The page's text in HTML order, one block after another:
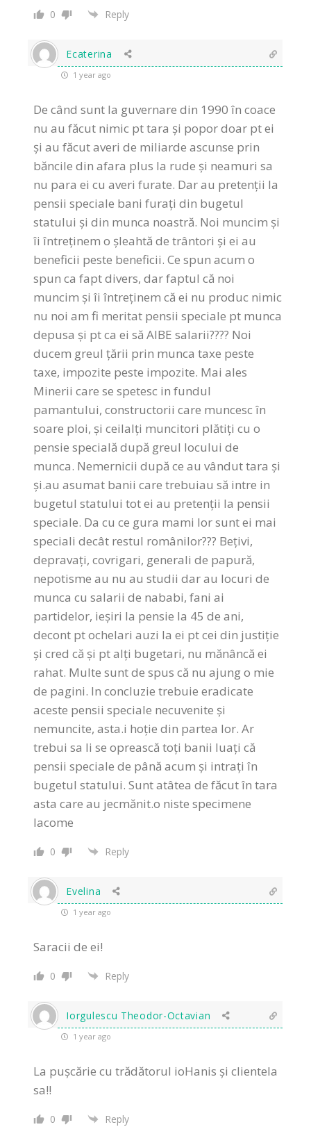
0 Reply
Ecaterina
1 year ago
De când sunt la guvernare din 1990 în coace
nu au făcut nimic pt tara și popor doar pt ei
și au făcut averi de miliarde ascunse prin
băncile din afara plus la rude și neamuri sa
nu para ei cu averi furate. Dar au pretenții la
pensii speciale bani furați din bugetul
statului și din munca noastră. Noi muncim și
îi întreținem o șleahtă de trântori și ei au
beneficii peste beneficii. Ce spun acum o
spun ca fapt divers, dar faptul că noi
muncim și îi întreținem că ei nu produc nimic
nu noi am fi meritat pensii speciale pt munca
depusa și pt ca ei să AIBE salarii???? Noi
ducem greul țării prin munca taxe peste
taxe, impozite peste impozite. Mai ales
Minerii care se spetesc in fundul
pamantului, constructorii care muncesc în
soare ploi, și ceilalți muncitori plătiți cu o
pensie specială după greul locului de
munca. Nemernicii după ce au vândut tara și
și.au asumat banii care trebuiau să intre in
bugetul statului tot ei au pretenții la pensii
speciale. Da cu ce gura mami lor sunt ei mai
speciali decât restul românilor??? Bețivi,
depravați, covrigari, generali de papură,
nepotisme au nu au studii dar au locuri de
munca cu salarii de nababi, fani ai
partidelor, ieșiri la pensie la 45 de ani,
decont pt ochelari auzi la ei pt cei din justiție
și cred că și pt alți bugetari, nu mănâncă ei
rahat. Multe sunt de spus că nu ajung o mie
de pagini. In concluzie trebuie eradicate
aceste pensii speciale necuvenite și
nemuncite, asta.i hoție din partea lor. Ar
trebui sa li se oprească toți banii luați că
pensii speciale de până acum și intrați în
bugetul statului. Sunt atâtea de făcut în tara
asta care au jecmănit.o niste specimene
lacome
0 Reply
Evelina
1 year ago
Saracii de ei!
0 Reply
Iorgulescu Theodor-Octavian
1 year ago
La pușcărie cu trădătorul ioHanis și clientela
sa!!
0 Reply